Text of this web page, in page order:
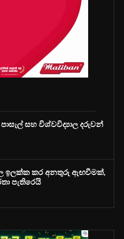
සහ විශ්වවිද්‍යාල දරුවන්
ඉලක්ක කර අනතුරු ඇඟවීමක්,
පැතිරෙයි